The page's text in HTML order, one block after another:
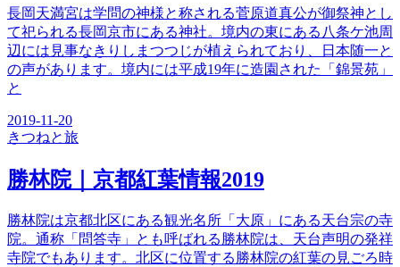
長岡天満宮は学問の神様と称される菅原道真公が御祭神とし
て祀られる長岡京市にある神社。境内の東にある八条ケ池周
辺には見事なきりしまつつじが植えられており、日本随一と
の声があります。境内には平成19年に造園された「錦景苑」
と
2019-11-20
きつねと旅
勝林院｜京都紅葉情報2019
勝林院は京都北区にある観光名所「大原」にある天台宗の寺
院。通称「問答寺」とも呼ばれる勝林院は、天台声明の発祥
寺院でもあります。北区に位置する勝林院の紅葉の見ごろ時